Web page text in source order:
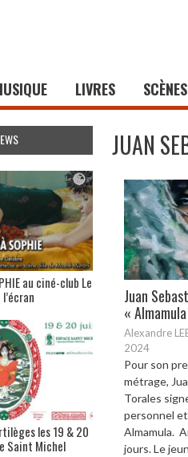
LIVRES
JUAN
Juan
«
Alexandre
2024
Pour son
métrage,
Torales
personnel
Almamula.
jours. Le
au ciné-club Le
les 19 & 20
Saint Michel